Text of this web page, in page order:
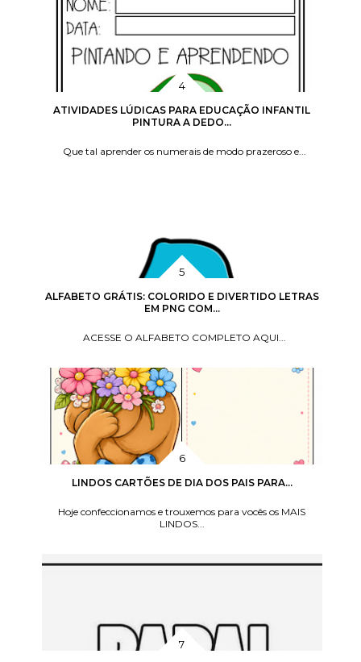
ATIVIDADES LÚDICAS PARA EDUCAÇÃO INFANTIL
PINTURA A DEDO...
Que tal aprender os numerais de modo prazeroso e...
ALFABETO GRÁTIS: COLORIDO E DIVERTIDO LETRAS
EM PNG COM...
ACESSE O ALFABETO COMPLETO AQUI...
LINDOS CARTÕES DE DIA DOS PAIS PARA...
Hoje confeccionamos e trouxemos para vocês os MAIS
LINDOS...